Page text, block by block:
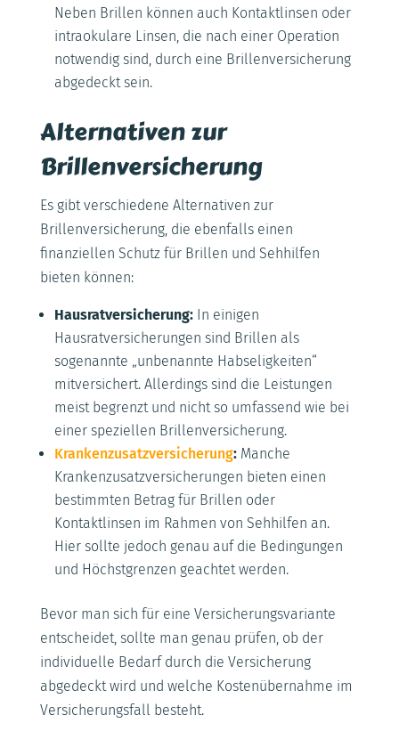
Neben Brillen können auch Kontaktlinsen oder
intraokulare Linsen, die nach einer Operation
notwendig sind, durch eine Brillenversicherung
abgedeckt sein.
Alternativen zur
Brillenversicherung
Es gibt verschiedene Alternativen zur
Brillenversicherung, die ebenfalls einen
finanziellen Schutz für Brillen und Sehhilfen
bieten können:
Hausratversicherung:In einigen
Hausratversicherungen sind Brillen als
sogenannte „unbenannte Habseligkeiten“
mitversichert. Allerdings sind die Leistungen
meist begrenzt und nicht so umfassend wie bei
einer speziellen Brillenversicherung.
Krankenzusatzversicherung:Manche
Krankenzusatzversicherungen bieten einen
bestimmten Betrag für Brillen oder
Kontaktlinsen im Rahmen von Sehhilfen an.
Hier sollte jedoch genau auf die Bedingungen
und Höchstgrenzen geachtet werden.
Bevor man sich für eine Versicherungsvariante
entscheidet, sollte man genau prüfen, ob der
individuelle Bedarf durch die Versicherung
abgedeckt wird und welche Kostenübernahme im
Versicherungsfall besteht.